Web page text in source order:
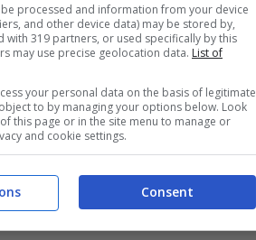
di ritirarsi dal lavoro con
che il lavoratore rispetti
processed and information from your device
and other device data) may be stored by,
with 319 partners, or used specifically by this
may use precise geolocation data. List of
your personal data on the basis of legitimate
to by managing your options below. Look
this page or in the site menu to manage or
and cookie settings.
Consent